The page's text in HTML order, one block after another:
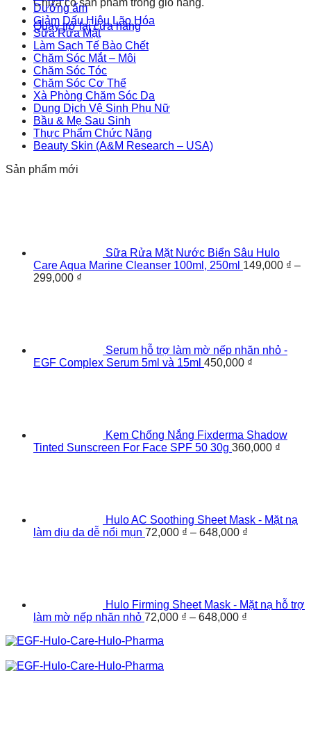
Chưa có sản phẩm trong giỏ hàng.
Quay trở lại cửa hàng
Dưỡng ẩm
Giảm Dấu Hiệu Lão Hóa
Sữa Rửa Mặt
Làm Sạch Tế Bào Chết
Chăm Sóc Mắt – Môi
Chăm Sóc Tóc
Chăm Sóc Cơ Thể
Xà Phòng Chăm Sóc Da
Dung Dịch Vệ Sinh Phụ Nữ
Bầu & Mẹ Sau Sinh
Thực Phẩm Chức Năng
Beauty Skin (A&M Research – USA)
Sản phẩm mới
Sữa Rửa Mặt Nước Biển Sâu Hulo
Care Aqua Marine Cleanser 100ml, 250ml 149,000 ₫ –
299,000 ₫
Serum hỗ trợ làm mờ nếp nhăn nhỏ -
EGF Complex Serum 5ml và 15ml 450,000 ₫
Kem Chống Nắng Fixderma Shadow
Tinted Sunscreen For Face SPF 50 30g 360,000 ₫
Hulo AC Soothing Sheet Mask - Mặt nạ
làm dịu da dễ nổi mụn 72,000 ₫ – 648,000 ₫
Hulo Firming Sheet Mask - Mặt nạ hỗ trợ
làm mờ nếp nhăn nhỏ 72,000 ₫ – 648,000 ₫